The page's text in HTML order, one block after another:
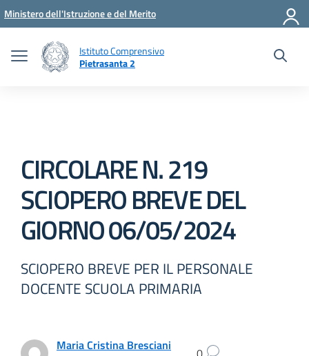
Vai ai contenuti
Vai al menu di navigazione
Vai al footer
Ministero dell'Istruzione e del Merito
Istituto Comprensivo
Pietrasanta 2
CIRCOLARE N. 219
SCIOPERO BREVE DEL
GIORNO 06/05/2024
SCIOPERO BREVE PER IL PERSONALE
DOCENTE SCUOLA PRIMARIA
Maria Cristina Bresciani